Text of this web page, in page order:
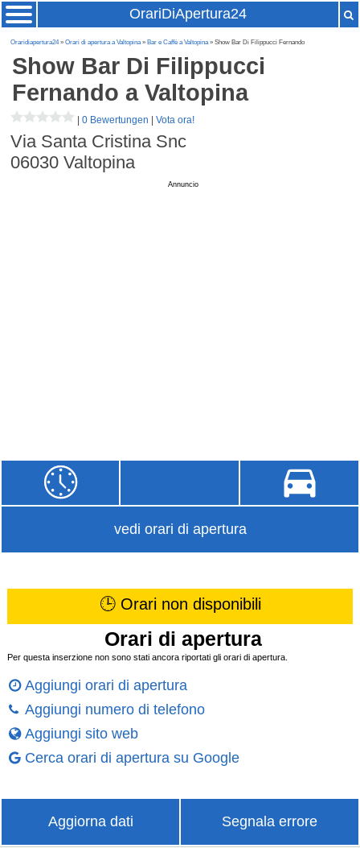
OrariDiApertura24
Oraridiapertura24»Orari di apertura a Valtopina» Bar e Caffè a Valtopina» Show Bar Di Filippucci Fernando
Show Bar Di Filippucci
Fernando a Valtopina
|0 Bewertungen |Vota ora!
Via Santa Cristina Snc
06030 Valtopina
Annuncio
vedi orari di apertura
🕒 Orari non disponibili
Orari di apertura
Per questa inserzione non sono stati ancora riportati gli orari di apertura.
Aggiungi orari di apertura
Aggiungi numero di telefono
Aggiungi sito web
Cerca orari di apertura su Google
Aggiorna dati Segnala errore